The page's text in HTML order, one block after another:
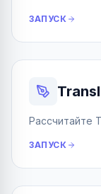
ЗАПУСК
Рассчитайте
ЗАПУСК